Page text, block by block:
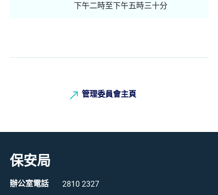
下午二時至下午五時三十分
管理委員會主頁
保安局
辦公室電話 2810 2327